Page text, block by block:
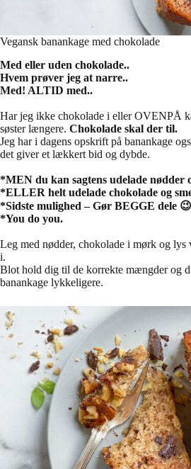
Vegansk banankage med chokolade
Med eller uden chokolade..
Hvem prøver jeg at narre..
Med! ALTID med..
Har jeg ikke chokolade i eller OVENPÅ
søster længere. Chokolade skal der til.
Jeg har i dagens opskrift på banankage
det giver et lækkert bid og dybde.
*MEN du kan sagtens udelade nødder
*ELLER helt udelade chokolade og
*Sidste mulighed – Gør BEGGE dele 😉
*You do you.
Leg med nødder, chokolade i mørk og
i.
Blot hold dig til de korrekte mængder og
banankage lykkeligere.